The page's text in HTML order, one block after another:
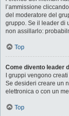
l’ammissione
del moderatore del
gruppo. Se il leader di
non assillarlo:
Top
Come divento leader
I gruppi vengono
Se desideri creare un
elettronica o con un
Top